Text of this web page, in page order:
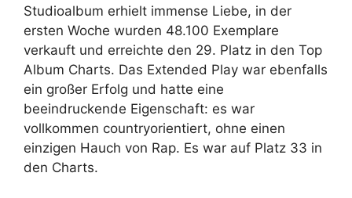
Studioalbum erhielt immense Liebe, in der
ersten Woche wurden 48.100 Exemplare
verkauft und erreichte den 29. Platz in den Top
Album Charts. Das Extended Play war ebenfalls
ein großer Erfolg und hatte eine
beeindruckende Eigenschaft: es war
vollkommen countryorientiert, ohne einen
einzigen Hauch von Rap. Es war auf Platz 33 in
den Charts.